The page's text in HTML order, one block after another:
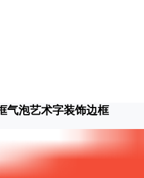
气泡艺术字装饰边框